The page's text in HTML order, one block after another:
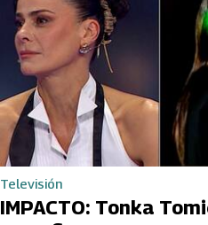
Televisión
IMPACTO: Tonka